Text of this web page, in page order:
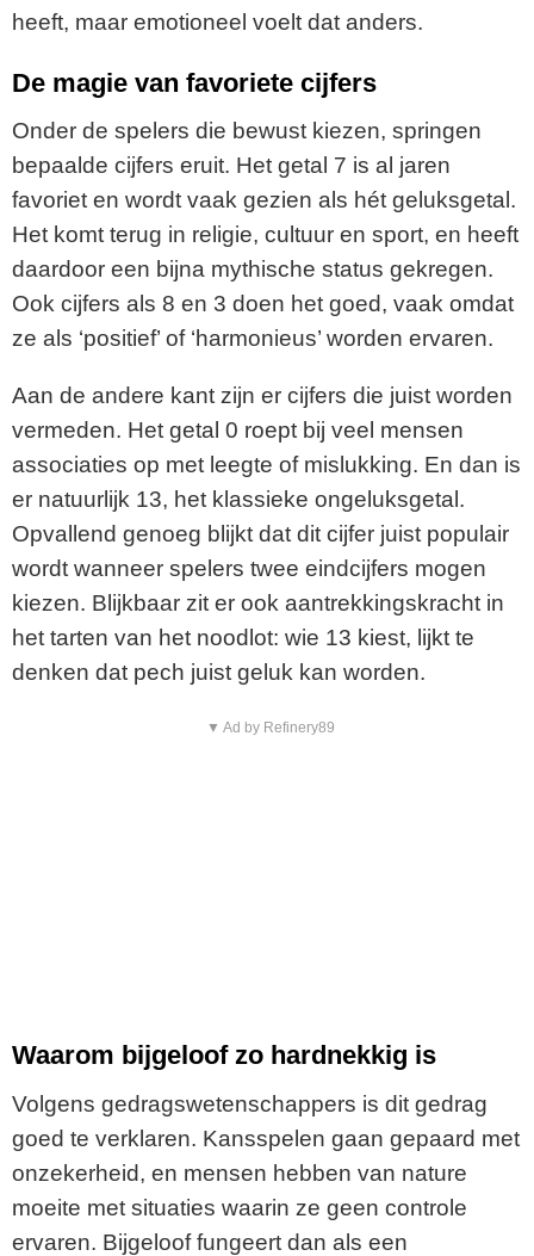
heeft, maar emotioneel voelt dat anders.
De magie van favoriete cijfers
Onder de spelers die bewust kiezen, springen
bepaalde cijfers eruit. Het getal 7 is al jaren
favoriet en wordt vaak gezien als hét geluksgetal.
Het komt terug in religie, cultuur en sport, en heeft
daardoor een bijna mythische status gekregen.
Ook cijfers als 8 en 3 doen het goed, vaak omdat
ze als ‘positief’ of ‘harmonieus’ worden ervaren.
Aan de andere kant zijn er cijfers die juist worden
vermeden. Het getal 0 roept bij veel mensen
associaties op met leegte of mislukking. En dan is
er natuurlijk 13, het klassieke ongeluksgetal.
Opvallend genoeg blijkt dat dit cijfer juist populair
wordt wanneer spelers twee eindcijfers mogen
kiezen. Blijkbaar zit er ook aantrekkingskracht in
het tarten van het noodlot: wie 13 kiest, lijkt te
denken dat pech juist geluk kan worden.
▼ Ad by Refinery89
Waarom bijgeloof zo hardnekkig is
Volgens gedragswetenschappers is dit gedrag
goed te verklaren. Kansspelen gaan gepaard met
onzekerheid, en mensen hebben van nature
moeite met situaties waarin ze geen controle
ervaren. Bijgeloof fungeert dan als een